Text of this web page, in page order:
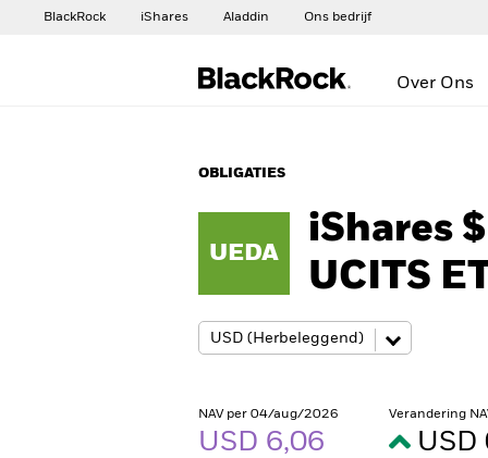
BlackRock iShares Aladdin Ons bedrijf
Over Ons
OBLIGATIES
UEDA
iShares
UCITS
NAV per 04/aug/2026
USD 6,06
Verandering
USD